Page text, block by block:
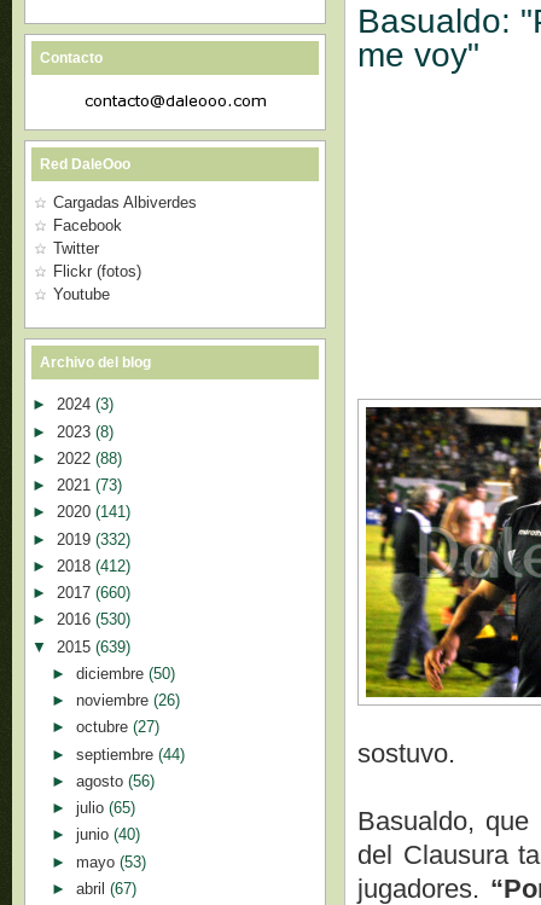
Basualdo:
me voy"
sostuvo.
Basualdo,
del Clausura
jugadores.
Contacto
Red DaleOoo
Cargadas Albiverdes
Facebook
Twitter
Flickr (fotos)
Youtube
Archivo del blog
► 2024 (3)
► 2023 (8)
► 2022 (88)
► 2021 (73)
► 2020 (141)
► 2019 (332)
► 2018 (412)
► 2017 (660)
► 2016 (530)
▼ 2015 (639)
► diciembre (50)
► noviembre (26)
► octubre (27)
► septiembre (44)
► agosto (56)
► julio (65)
► junio (40)
► mayo (53)
► abril (67)